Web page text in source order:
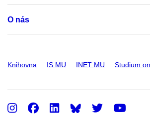
O nás
Knihovna IS MU INET MU Studium
Instagram
Facebook
LinkedIn